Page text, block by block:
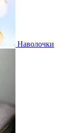
Наволочки